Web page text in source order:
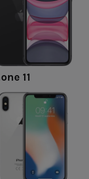
11